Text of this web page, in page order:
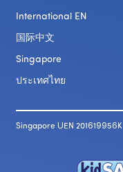
International EN
国际中文
Singapore
ประเทศไทย
Singapore UEN 201619956K